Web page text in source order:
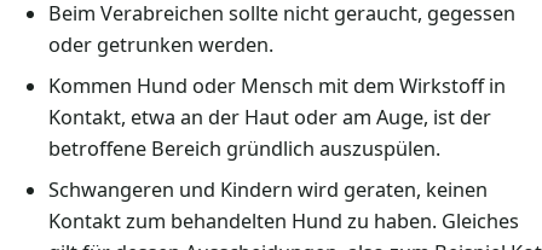
Beim Verabreichen sollte nicht geraucht, gegessen
oder getrunken werden.
Kommen Hund oder Mensch mit dem Wirkstoff in
Kontakt, etwa an der Haut oder am Auge, ist der
betroffene Bereich gründlich auszuspülen.
Schwangeren und Kindern wird geraten, keinen
Kontakt zum behandelten Hund zu haben. Gleiches